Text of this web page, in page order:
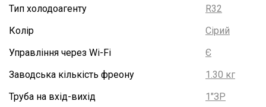
Тип холодоагенту
R32
Колір
Сірий
Управління через Wi-Fi
Є
Заводська кількість фреону
1.30 кг
Труба на вхід-вихід
1"ЗР